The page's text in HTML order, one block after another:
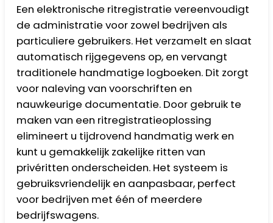
Een elektronische ritregistratie vereenvoudigt
de administratie voor zowel bedrijven als
particuliere gebruikers. Het verzamelt en slaat
automatisch rijgegevens op, en vervangt
traditionele handmatige logboeken. Dit zorgt
voor naleving van voorschriften en
nauwkeurige documentatie. Door gebruik te
maken van een ritregistratieoplossing
elimineert u tijdrovend handmatig werk en
kunt u gemakkelijk zakelijke ritten van
privéritten onderscheiden. Het systeem is
gebruiksvriendelijk en aanpasbaar, perfect
voor bedrijven met één of meerdere
bedrijfswagens.